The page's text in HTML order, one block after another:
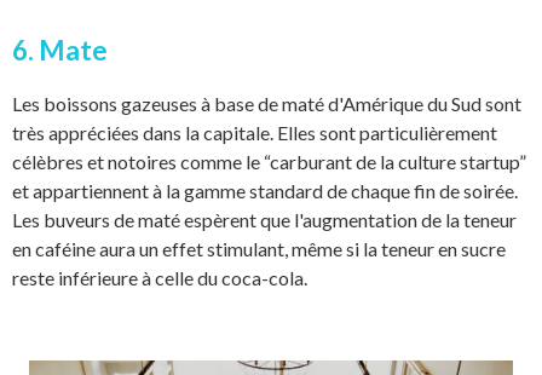
6. Mate
Les boissons gazeuses à base de maté d'Amérique du Sud sont
très appréciées dans la capitale. Elles sont particulièrement
célèbres et notoires comme le “carburant de la culture startup”
et appartiennent à la gamme standard de chaque fin de soirée.
Les buveurs de maté espèrent que l'augmentation de la teneur
en caféine aura un effet stimulant, même si la teneur en sucre
reste inférieure à celle du coca-cola.